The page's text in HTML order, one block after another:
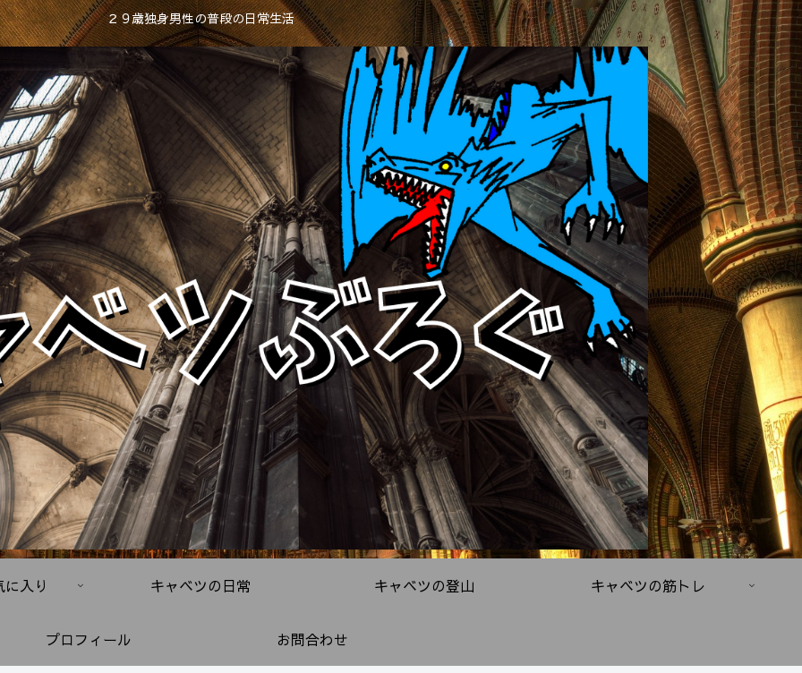
２９歳独身男性の普段の日常生活
入り キャベツの日常 キャベツの登山 キャベツの筋トレ
プロフィール お問合わせ